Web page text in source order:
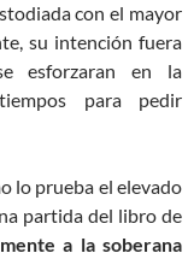
con el mayor
su intención fuera
esforzaran en la
para pedir
lo prueba el elevado
partida del libro de
a la soberana